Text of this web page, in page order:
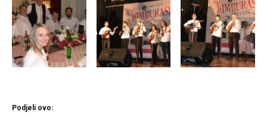
Podjeli ovo: